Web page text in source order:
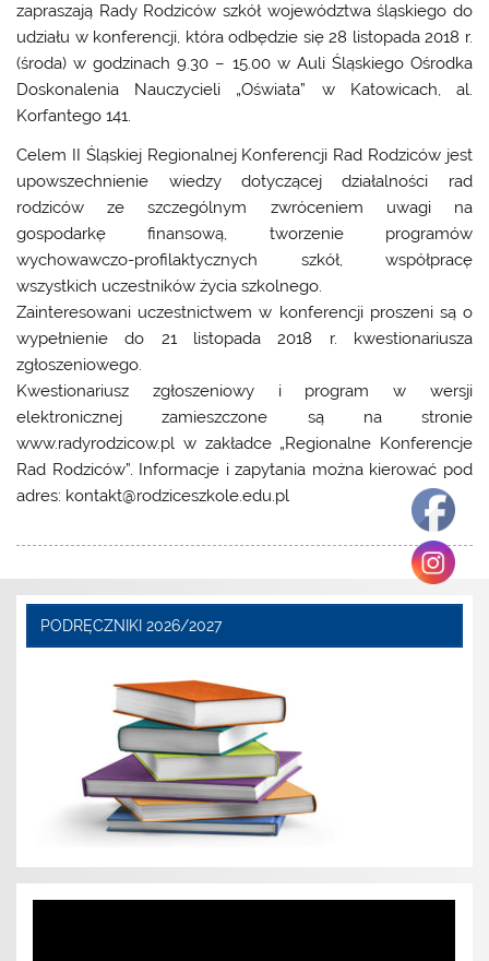
zapraszają Rady Rodziców szkół województwa śląskiego do
udziału w konferencji, która odbędzie się 28 listopada 2018 r.
(środa) w godzinach 9.30 – 15.00 w Auli Śląskiego Ośrodka
Doskonalenia Nauczycieli „Oświata” w Katowicach, al.
Korfantego 141.
Celem II Śląskiej Regionalnej Konferencji Rad Rodziców jest
upowszechnienie wiedzy dotyczącej działalności rad
rodziców ze szczególnym zwróceniem uwagi na
gospodarkę finansową, tworzenie programów
wychowawczo-profilaktycznych szkół, współpracę
wszystkich uczestników życia szkolnego.
Zainteresowani uczestnictwem w konferencji proszeni są o
wypełnienie do 21 listopada 2018 r. kwestionariusza
zgłoszeniowego.
Kwestionariusz zgłoszeniowy i program w wersji
elektronicznej zamieszczone są na stronie
www.radyrodzicow.pl w zakładce „Regionalne Konferencje
Rad Rodziców”. Informacje i zapytania można kierować pod
adres: kontakt@rodziceszkole.edu.pl
PODRĘCZNIKI 2026/2027